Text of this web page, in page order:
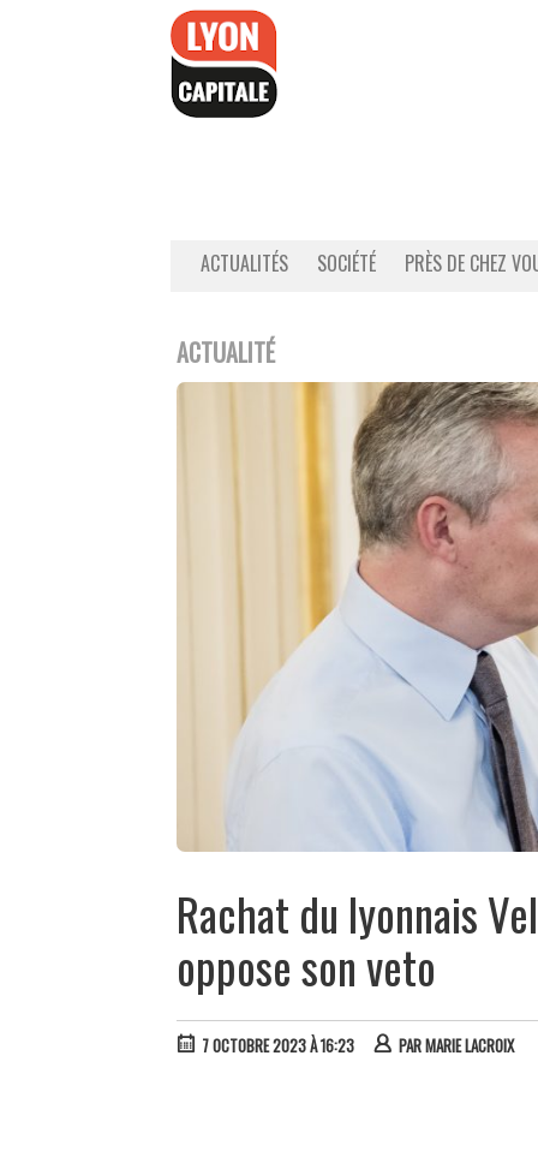
ACTUALITÉS SOCIÉTÉ PRÈS DE CHEZ
ACTUALITÉ
Rachat du lyonnais
oppose son veto
7 OCTOBRE 2023 À 16:23 PARMARIE LACROIX